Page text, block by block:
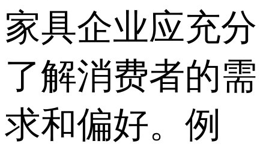
家具企业应充分
了解消费者的需
求和偏好。例